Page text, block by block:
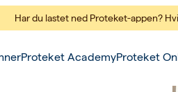
Har du lastet ned Proteket-appen?
Proteket AcademyProteket